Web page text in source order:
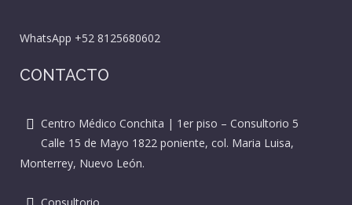
WhatsApp +52 8125680602
CONTACTO
Centro Médico Conchita | 1er piso – Consultorio 5
Calle 15 de Mayo 1822 poniente, col. Maria Luisa,
Monterrey, Nuevo León.